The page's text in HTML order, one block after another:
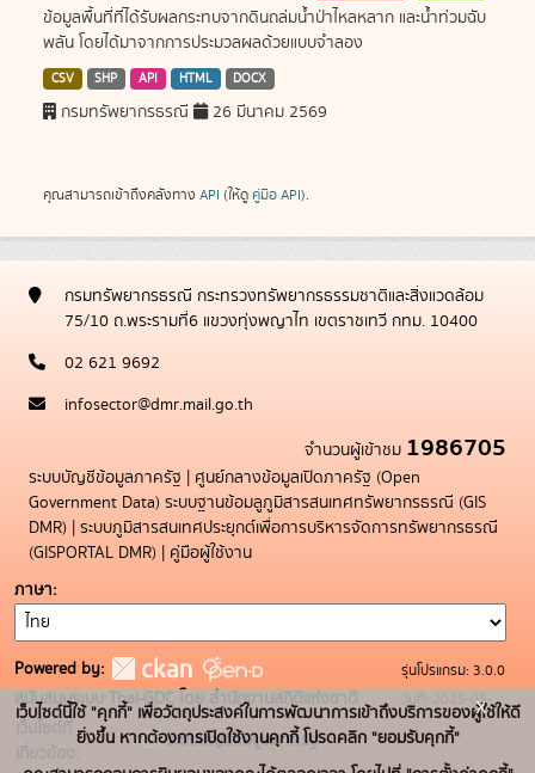
ข้อมูลพื้นที่ที่ได้รับผลกระทบจากดินถล่มน้ำป่าไหลหลาก และน้ำท่วมฉับ
พลัน โดยได้มาจากการประมวลผลด้วยแบบจำลอง
CSV SHP API HTML DOCX
กรมทรัพยากรธรณี 26 มีนาคม 2569
คุณสามารถเข้าถึงคลังทาง API (ให้ดู คู่มือ API).
กรมทรัพยากรธรณี กระทรวงทรัพยากรธรรมชาติและสิ่งแวดล้อม
75/10 ถ.พระรามที่6 แขวงทุ่งพญาไท เขตราชเทวี กทม. 10400
02 621 9692
infosector@dmr.mail.go.th
จำนวนผู้เข้าชม 1986705
ระบบบัญชีข้อมูลภาครัฐ | ศูนย์กลางข้อมูลเปิดภาครัฐ (Open
Government Data) ระบบฐานข้อมลูภูมิสารสนเทศทรัพยากรธรณี (GIS
DMR) | ระบบภูมิสารสนเทศประยุกต์เพื่อการบริหารจัดการทรัพยากรธรณี
(GISPORTAL DMR) | คู่มือผู้ใช้งาน
ภาษา
Powered by:
สนับสนุนระบบ Thai-GDC โดย สำนักงานสถิติแห่งชาติ
เว็บไซต์ที่
เกี่ยวข้อง:
ระบบบัญชีข้อมูลภาครัฐ
รุ่นโปรแกรม: 3.0.0
วันที่: 2025-05-
19
เว็บไซต์นี้ใช้ "คุกกี้" เพื่อวัตถุประสงค์ในการพัฒนาการเข้าถึงบริการของผู้ใช้ให้ดี
ยิ่งขึ้น หากต้องการเปิดใช้งานคุกกี้ โปรดคลิก "ยอมรับคุกกี้"
x